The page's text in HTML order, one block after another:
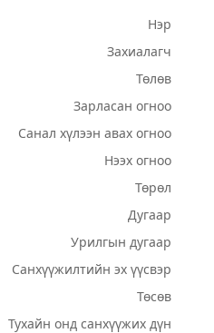
Нэр
Захиалагч
Төлөв
Зарласан огноо
Санал хүлээн авах огноо
Нээх огноо
Төрөл
Дугаар
Урилгын дугаар
Санхүүжилтийн эх үүсвэр
Төсөв
Тухайн онд санхүүжих дүн